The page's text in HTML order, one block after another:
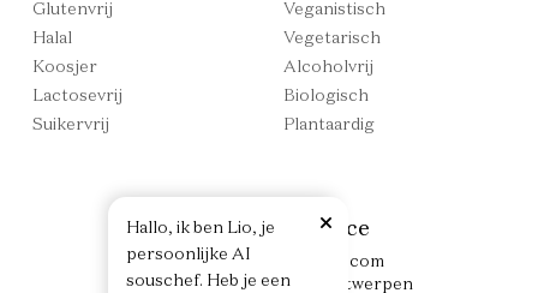
Glutenvrij
Halal
Koosjer
Lactosevrij
Suikervrij
Veganistisch
Vegetarisch
Alcoholvrij
Biologisch
Plantaardig
Culinaire Ambiance
info@culinaireambiance.com
Vleminckstraat 10, 2000 Antwerpen
Hallo, ik ben Lio, je
persoonlijke AI
souschef. Heb je een